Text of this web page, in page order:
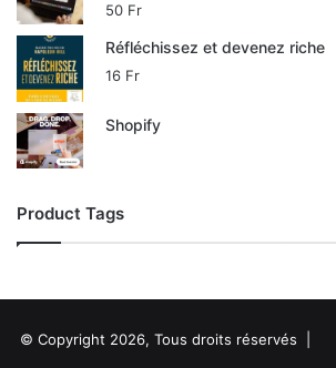
su
5
50 Fr
Réfléchissez et devenez riche
16 Fr
Shopify
Product Tags
© Copyright 2026, Tous droits réservés |